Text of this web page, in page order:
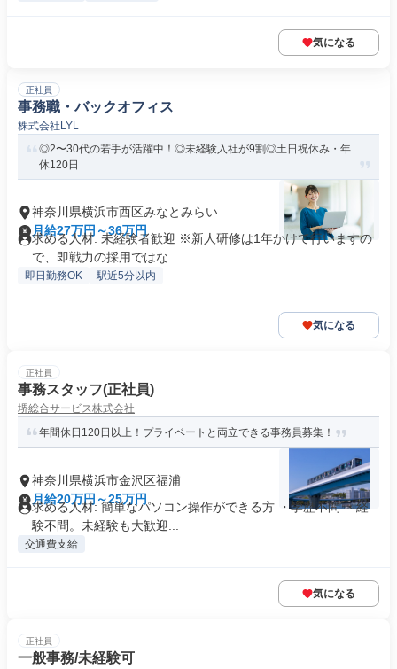
気になる
正社員
事務職・バックオフィス
株式会社LYL
◎2〜30代の若手が活躍中！◎未経験入社が9割◎土日祝休み・年
休120日
神奈川県横浜市西区みなとみらい
月給27万円～36万円
求める人材: 未経験者歓迎 ※新人研修は1年かけて行いますの
で、即戦力の採用ではな...
即日勤務OK 駅近5分以内
気になる
正社員
事務スタッフ(正社員)
堺総合サービス株式会社
年間休日120日以上！プライベートと両立できる事務員募集！
神奈川県横浜市金沢区福浦
月給20万円～25万円
求める人材: 簡単なパソコン操作ができる方 ・学歴不問 ・経
験不問。未経験も大歓迎...
交通費支給
気になる
正社員
一般事務/未経験可